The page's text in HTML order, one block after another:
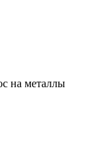
на металлы